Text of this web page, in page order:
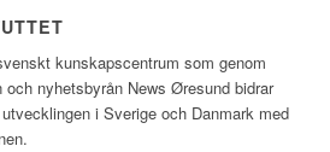
kunskapscentrum som genom
nyhetsbyrån News Øresund bidrar
i Sverige och Danmark med